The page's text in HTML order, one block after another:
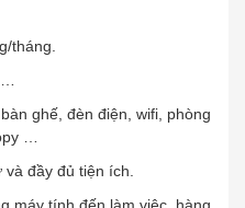
tháng.
…
ghế, đèn điện, wifi, phòng
…
và đầy đủ tiện ích.